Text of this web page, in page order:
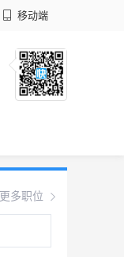
移动端
更多职位